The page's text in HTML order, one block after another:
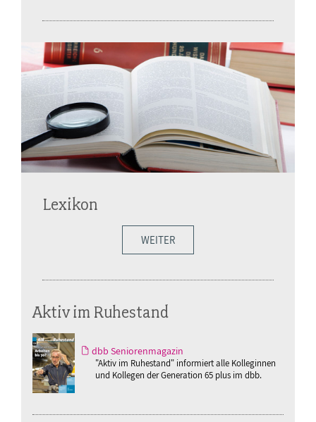
Lexikon
WEITER
Aktiv im Ruhestand
dbb Seniorenmagazin
"Aktiv im Ruhestand" informiert alle Kolleginnen
und Kollegen der Generation 65 plus im dbb.